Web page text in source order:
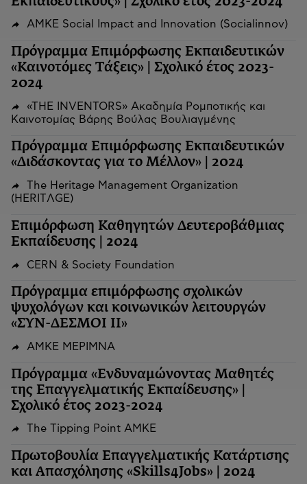
ΑΜΚΕ Social Impact and Innovation (Socialinnov)
Πρόγραμμα Επιμόρφωσης Εκπαιδευτικών
«Καινοτόμες Τάξεις» | Σχολικό έτος 2023-
2024
«THE INVENTORS» Ακαδημία Ρομποτικής και
Καινοτομίας Βάρης Βούλας Βουλιαγμένης
Πρόγραμμα Επιμόρφωσης Εκπαιδευτικών
«Διδάσκοντας για το Μέλλον» | 2024
The Heritage Management Organization
(HERITΛGΕ)
Επιμόρφωση Καθηγητών Δευτεροβάθμιας
Εκπαίδευσης | 2024
CERN & Society Foundation
Πρόγραμμα επιμόρφωσης σχολικών
ψυχολόγων και κοινωνικών λειτουργών
«ΣΥΝ-ΔΕΣΜΟΙ ΙΙ»
ΑΜΚΕ ΜΕΡΙΜΝΑ
Πρόγραμμα «Ενδυναμώνοντας Μαθητές
της Επαγγελματικής Εκπαίδευσης» |
Σχολικό έτος 2023-2024
The Tipping Point ΑΜΚΕ
Πρωτοβουλία Επαγγελματικής Κατάρτισης
και Απασχόλησης «Skills4Jobs» | 2024